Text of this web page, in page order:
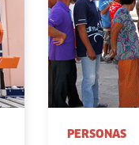
PERSONAS